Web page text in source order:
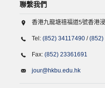
聯繫我們
香港九龍塘禧福道5號香港
Tel: (852) 34117490 /(852)
Fax: (852) 23361691
jour@hkbu.edu.hk